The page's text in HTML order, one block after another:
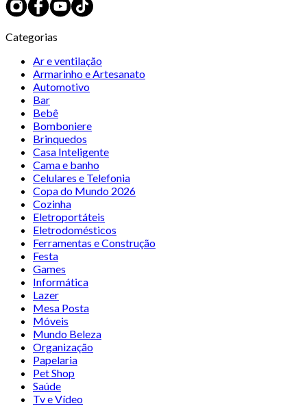
Categorias
Ar e ventilação
Armarinho e Artesanato
Automotivo
Bar
Bebê
Bomboniere
Brinquedos
Casa Inteligente
Cama e banho
Celulares e Telefonia
Copa do Mundo 2026
Cozinha
Eletroportáteis
Eletrodomésticos
Ferramentas e Construção
Festa
Games
Informática
Lazer
Mesa Posta
Móveis
Mundo Beleza
Organização
Papelaria
Pet Shop
Saúde
Tv e Vídeo